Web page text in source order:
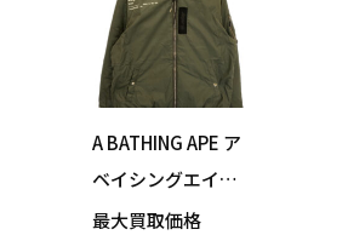
A BATHING APE ア
ベイシングエイプ A
APLJM7449XXH AA
最大買取価格